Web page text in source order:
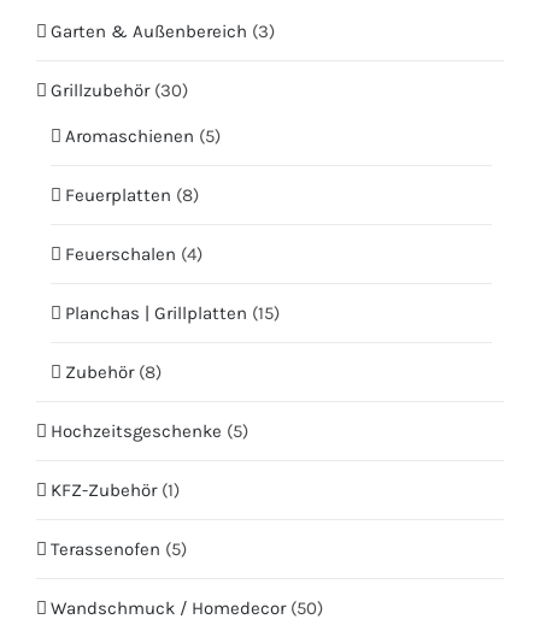
Garten & Außenbereich (3)
Grillzubehör (30)
Aromaschienen (5)
Feuerplatten (8)
Feuerschalen (4)
Planchas | Grillplatten (15)
Zubehör (8)
Hochzeitsgeschenke (5)
KFZ-Zubehör (1)
Terassenofen (5)
Wandschmuck / Homedecor (50)